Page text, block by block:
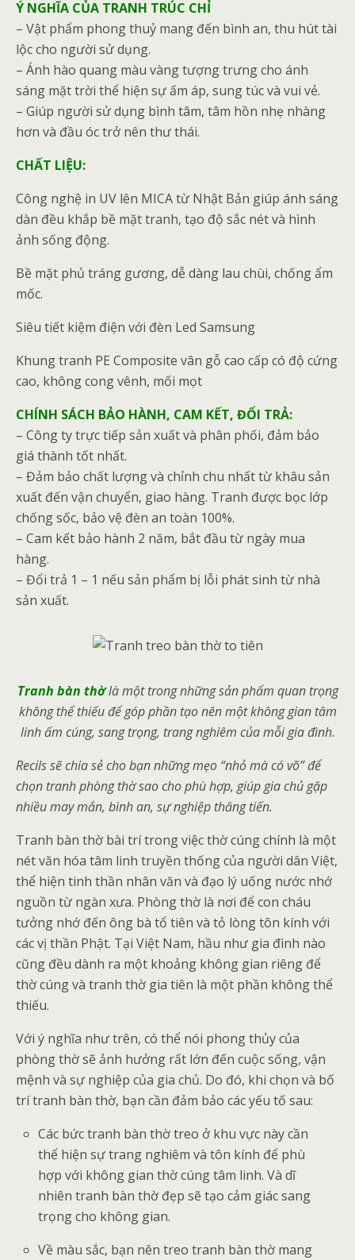
Ý NGHĨA CỦA TRANH TRÚC CHỈ
– Vật phẩm phong thuỷ mang đến bình an, thu hút tài
lộc cho người sử dụng.
– Ánh hào quang màu vàng tượng trưng cho ánh
sáng mặt trời thể hiện sự ấm áp, sung túc và vui vẻ.
– Giúp người sử dụng bình tâm, tâm hồn nhẹ nhàng
hơn và đầu óc trở nên thư thái.
CHẤT LIỆU:
Công nghệ in UV lên MICA từ Nhật Bản giúp ánh sáng
dàn đều khắp bề mặt tranh, tạo độ sắc nét và hình
ảnh sống động.
Bề mặt phủ tráng gương, dễ dàng lau chùi, chống ẩm
mốc.
Siêu tiết kiệm điện với đèn Led Samsung
Khung tranh PE Composite vân gỗ cao cấp có độ cứng
cao, không cong vênh, mối mọt
CHÍNH SÁCH BẢO HÀNH, CAM KẾT, ĐỔI TRẢ:
– Công ty trực tiếp sản xuất và phân phối, đảm bảo
giá thành tốt nhất.
– Đảm bảo chất lượng và chỉnh chu nhất từ khâu sản
xuất đến vận chuyển, giao hàng. Tranh được bọc lớp
chống sốc, bảo vệ đèn an toàn 100%.
– Cam kết bảo hành 2 năm, bắt đầu từ ngày mua
hàng.
– Đổi trả 1 – 1 nếu sản phẩm bị lỗi phát sinh từ nhà
sản xuất.
Tranh bàn thờ là một trong những sản phẩm quan trọng
không thể thiếu để góp phần tạo nên một không gian tâm
linh ấm cúng, sang trọng, trang nghiêm của mỗi gia đình.
Recils sẽ chia sẻ cho bạn những mẹo “nhỏ mà có võ” để
chọn tranh phòng thờ sao cho phù hợp, giúp gia chủ gặp
nhiều may mắn, bình an, sự nghiệp thăng tiến.
Tranh bàn thờ bài trí trong việc thờ cúng chính là một
nét văn hóa tâm linh truyền thống của người dân Việt,
thể hiện tinh thần nhân văn và đạo lý uống nước nhớ
nguồn từ ngàn xưa. Phòng thờ là nơi để con cháu
tưởng nhớ đến ông bà tổ tiên và tỏ lòng tôn kính với
các vị thần Phật. Tại Việt Nam, hầu như gia đình nào
cũng đều dành ra một khoảng không gian riêng để
thờ cúng và tranh thờ gia tiên là một phần không thể
thiếu.
Với ý nghĩa như trên, có thể nói phong thủy của
phòng thờ sẽ ảnh hưởng rất lớn đến cuộc sống, vận
mệnh và sự nghiệp của gia chủ. Do đó, khi chọn và bố
trí tranh bàn thờ, bạn cần đảm bảo các yếu tố sau:
Các bức tranh bàn thờ treo ở khu vực này cần
thể hiện sự trang nghiêm và tôn kính để phù
hợp với không gian thờ cúng tâm linh. Và dĩ
nhiên tranh bàn thờ đẹp sẽ tạo cảm giác sang
trọng cho không gian.
Về màu sắc, bạn nên treo tranh bàn thờ mang